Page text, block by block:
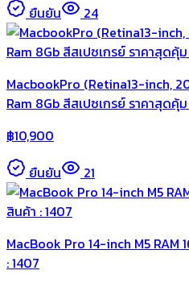
ยืนยัน
24
MacbookPro (Retina13-inch,
Ram 8Gb สีสเปซเกรย์ ราคาสุดคุ้
฿10,900
ยืนยัน
21
MacBook Pro 14-inch M5 RAM
: 1407